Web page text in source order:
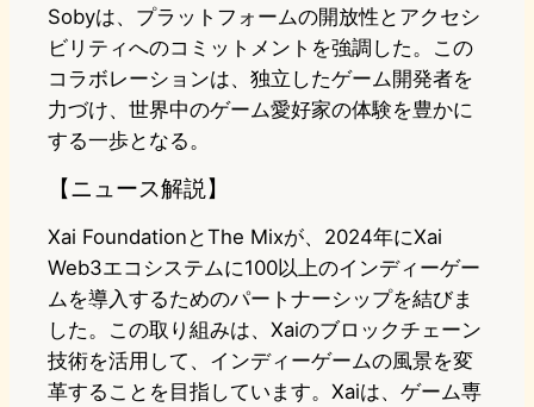
Sobyは、プラットフォームの開放性とアクセシ
ビリティへのコミットメントを強調した。この
コラボレーションは、独立したゲーム開発者を
力づけ、世界中のゲーム愛好家の体験を豊かに
する一歩となる。
【ニュース解説】
Xai FoundationとThe Mixが、2024年にXai
Web3エコシステムに100以上のインディーゲー
ムを導入するためのパートナーシップを結びま
した。この取り組みは、Xaiのブロックチェーン
技術を活用して、インディーゲームの風景を変
革することを目指しています。Xaiは、ゲーム専